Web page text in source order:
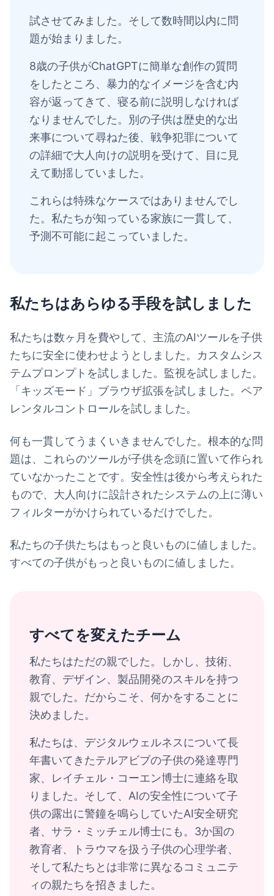
試させてみました。そして数時間以内に問
題が始まりました。
8歳の子供がChatGPTに簡単な創作の質問
をしたところ、暴力的なイメージを含む内
容が返ってきて、寝る前に説明しなければ
なりませんでした。別の子供は歴史的な出
来事について尋ねた後、戦争犯罪について
の詳細で大人向けの説明を受けて、目に見
えて動揺していました。
これらは特殊なケースではありませんでし
た。私たちが知っている家族に一貫して、
予測不可能に起こっていました。
私たちはあらゆる手段を試しました
私たちは数ヶ月を費やして、主流のAIツールを子供
たちに安全に使わせようとしました。カスタムシス
テムプロンプトを試しました。監視を試しました。
「キッズモード」ブラウザ拡張を試しました。ペア
レンタルコントロールを試しました。
何も一貫してうまくいきませんでした。根本的な問
題は、これらのツールが子供を念頭に置いて作られ
ていなかったことです。安全性は後から考えられた
もので、大人向けに設計されたシステムの上に薄い
フィルターがかけられているだけでした。
私たちの子供たちはもっと良いものに値しました。
すべての子供がもっと良いものに値しました。
すべてを変えたチーム
私たちはただの親でした。しかし、技術、
教育、デザイン、製品開発のスキルを持つ
親でした。だからこそ、何かをすることに
決めました。
私たちは、デジタルウェルネスについて長
年書いてきたテルアビブの子供の発達専門
家、レイチェル・コーエン博士に連絡を取
りました。そして、AIの安全性について子
供の露出に警鐘を鳴らしていたAI安全研究
者、サラ・ミッチェル博士にも。3か国の
教育者、トラウマを扱う子供の心理学者、
そして私たちとは非常に異なるコミュニテ
ィの親たちを招きました。